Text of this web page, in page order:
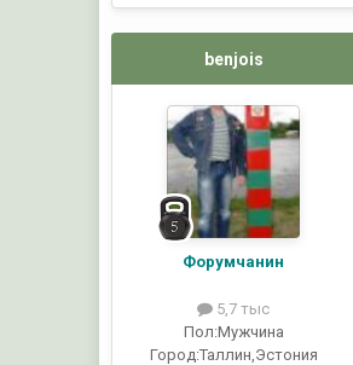
benjois
Форумчанин
5,7 тыс
Пол:Мужчина
Город:Таллин,Эстония